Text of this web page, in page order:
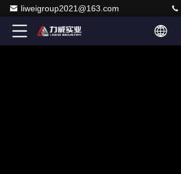
liweigroup2021@163.com